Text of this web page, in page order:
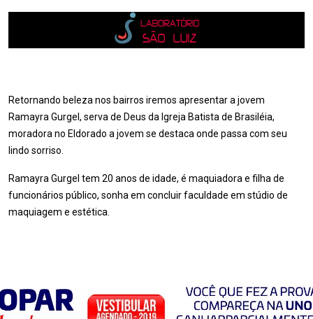
Retornando beleza nos bairros iremos apresentar a jovem
Ramayra Gurgel, serva de Deus da Igreja Batista de Brasiléia,
moradora no Eldorado a jovem se destaca onde passa com seu
lindo sorriso.
Ramayra Gurgel tem 20 anos de idade, é maquiadora e filha de
funcionários público, sonha em concluir faculdade em stúdio de
maquiagem e estética.